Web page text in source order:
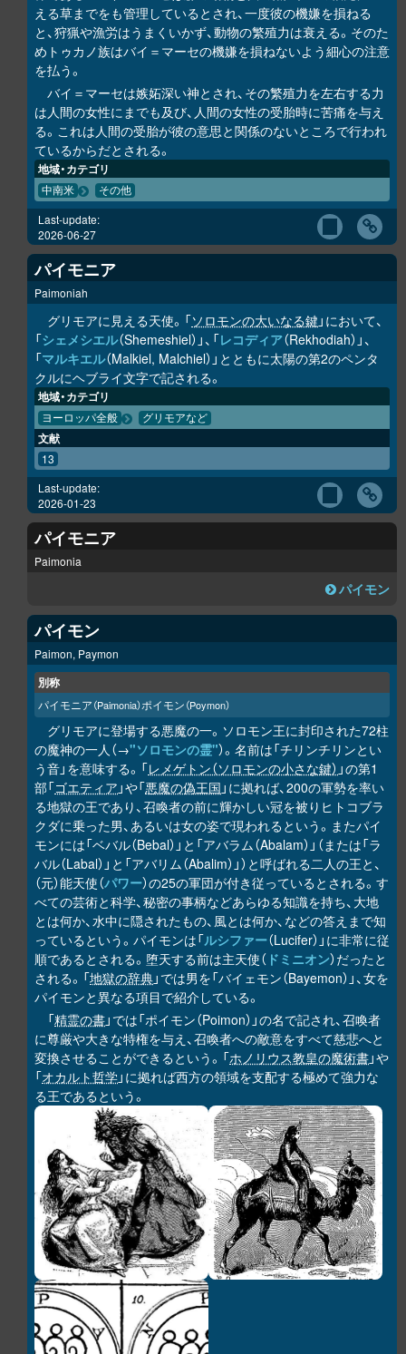
える草までをも管理しているとされ、一度彼の機嫌を損ねる
と、狩猟や漁労はうまくいかず、動物の繁殖力は衰える。そのた
めトゥカノ族はバイ＝マーセの機嫌を損ねないよう細心の注意
を払う。
バイ＝マーセは嫉妬深い神とされ、その繁殖力を左右する力
は人間の女性にまでも及び、人間の女性の受胎時に苦痛を与え
る。これは人間の受胎が彼の意思と関係のないところで行われ
ているからだとされる。
地域・カテゴリ
中南米 その他
Last-update:
2026-06-27
パイモニア
Paimoniah
グリモアに見える天使。「ソロモンの大いなる鍵 」において、
「シェメシエル（Shemeshiel）」、「レコディア（Rekhodiah）」、
「マルキエル（Malkiel, Malchiel）」とともに太陽の第2のペンタ
クルにヘブライ文字で記される。
地域・カテゴリ
ヨーロッパ全般 グリモアなど
文献
13
Last-update:
2026-01-23
パイモニア
Paimonia
パイモン
パイモン
Paimon, Paymon
別称
パイモニア（Paimonia）ポイモン（Poymon）
グリモアに登場する悪魔の一。ソロモン王に封印された72柱
の魔神の一人（→"ソロモンの霊"）。名前は「チリンチリンとい
う音」を意味する。「レメゲトン（ソロモンの小さな鍵） 」の第1
部「ゴエティア 」や「悪魔の偽王国 」に拠れば、200の軍勢を率い
る地獄の王であり、召喚者の前に輝かしい冠を被りヒトコブラ
クダに乗った男、あるいは女の姿で現われるという。またパイ
モンには「ベバル（Bebal）」と「アバラム（Abalam）」（または「ラ
バル（Labal）」と「アバリム（Abalim）」）と呼ばれる二人の王と、
（元）能天使（パワー）の25の軍団が付き従っているとされる。す
べての芸術と科学、秘密の事柄などあらゆる知識を持ち、大地
とは何か、水中に隠されたもの、風とは何か、などの答えまで知
っているという。パイモンは「ルシファー（Lucifer）」に非常に従
順であるとされる。堕天する前は主天使（ ドミニオン）だったと
される。「地獄の辞典」では男を「バイェモン（Bayemon）」、女を
パイモンと異なる項目で紹介している。
「精霊の書」では「ポイモン（Poimon）」の名で記され、召喚者
に尊厳や大きな特権を与え、召喚者への敵意をすべて慈悲へと
変換させることができるという。「ホノリウス教皇の魔術書」や
「オカルト哲学」に拠れば西方の領域を支配する極めて強力な
る王であるという。